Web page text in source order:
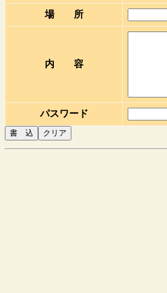
場 所
内 容
パスワード